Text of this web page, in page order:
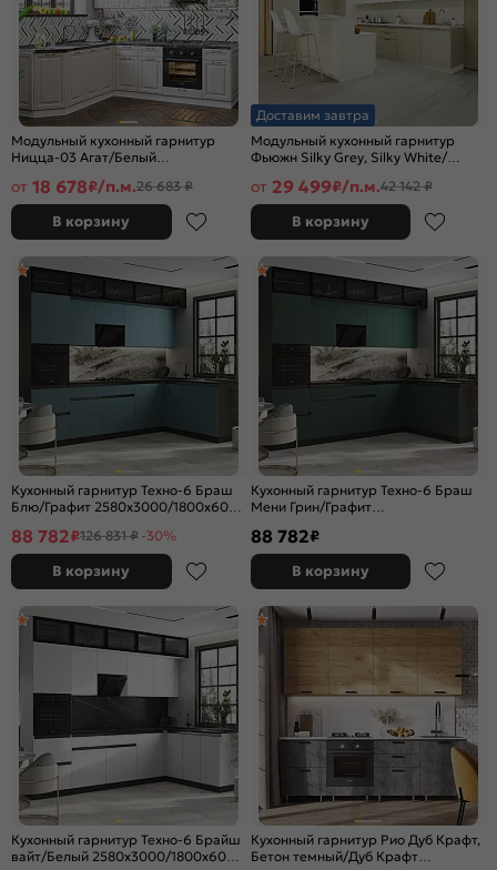
Модульный кухонный гарнитур
Ницца-03 Агат/Белый
от 18 678₽/п.м.26 683 ₽
В корзину
Доставим завтра
Модульный кухонный гарнитур
Фьюжн Silky Grey, Silky White/
от 29 499₽/п.м.42 142 ₽
В корзину
Кухонный гарнитур Техно-6 Браш
Блю/Графит 2580x3000/1800x600
88 782₽126 831 ₽ -30%
В корзину
Кухонный гарнитур Техно-6 Браш
Мени Грин/Графит
темный)
88 782₽
В корзину
Кухонный гарнитур Техно-6 Брайш
вайт/Белый 2580x3000/1800x600
Кухонный гарнитур Рио Дуб Крафт,
Бетон темный/Дуб Крафт